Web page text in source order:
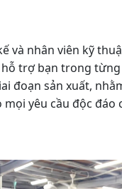
và nhân viên kỹ
hỗ trợ bạn trong
đoạn sản xuất,
mọi yêu cầu độc đáo